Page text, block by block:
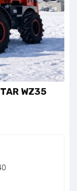
WZ35